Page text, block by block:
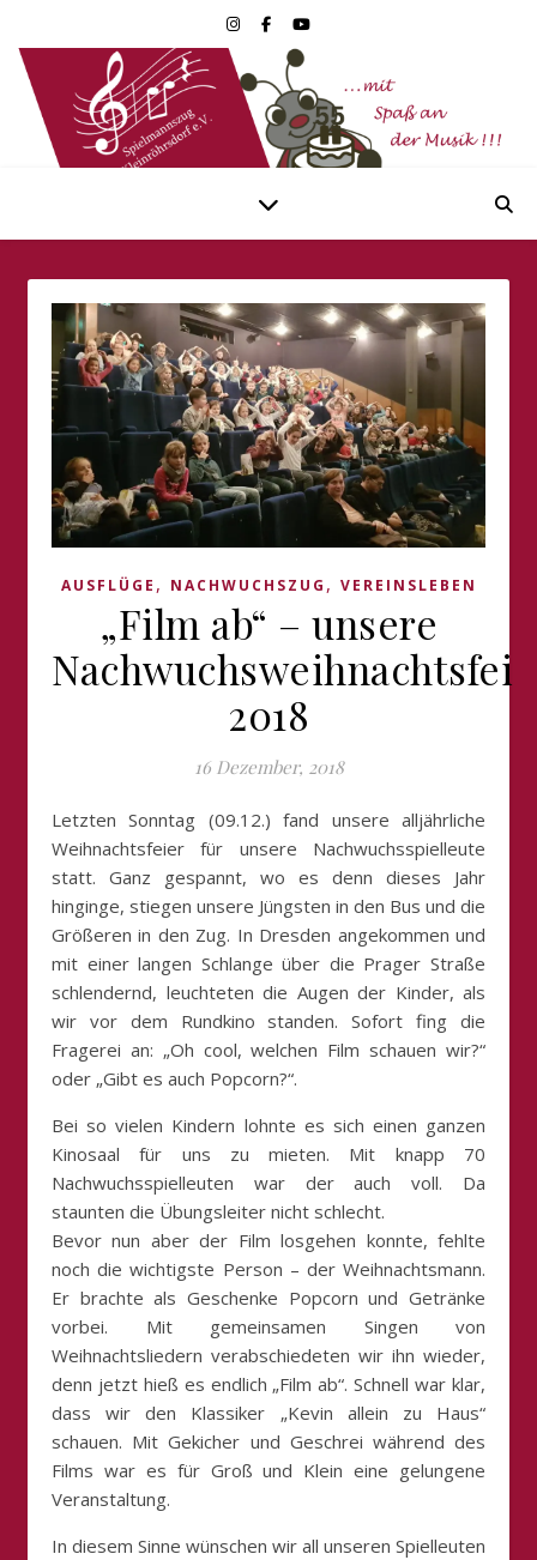
AUSFLÜGE , NACHWUCHSZUG , VEREINSLEBEN
„Film ab“ – unsere
2018
16 Dezember, 2018
Letzten Sonntag (09.12.) fand unsere alljährliche
Weihnachtsfeier für unsere Nachwuchsspielleute
statt. Ganz gespannt, wo es denn dieses Jahr
hinginge, stiegen unsere Jüngsten in den Bus und die
Größeren in den Zug. In Dresden angekommen und
mit einer langen Schlange über die Prager Straße
schlendernd, leuchteten die Augen der Kinder, als
wir vor dem Rundkino standen. Sofort fing die
Fragerei an: „Oh cool, welchen Film schauen wir?“
oder „Gibt es auch Popcorn?“.
Bei so vielen Kindern lohnte es sich einen ganzen
Kinosaal für uns zu mieten. Mit knapp 70
Nachwuchsspielleuten war der auch voll. Da
staunten die Übungsleiter nicht schlecht.
Bevor nun aber der Film losgehen konnte, fehlte
noch die wichtigste Person – der Weihnachtsmann.
Er brachte als Geschenke Popcorn und Getränke
vorbei. Mit gemeinsamen Singen von
Weihnachtsliedern verabschiedeten wir ihn wieder,
denn jetzt hieß es endlich „Film ab“. Schnell war klar,
dass wir den Klassiker „Kevin allein zu Haus“
schauen. Mit Gekicher und Geschrei während des
Films war es für Groß und Klein eine gelungene
Veranstaltung.
In diesem Sinne wünschen wir all unseren Spielleuten